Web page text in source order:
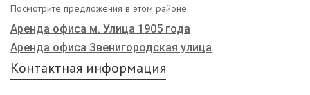
Посмотрите предложения в этом районе.
Аренда офиса м. Улица 1905 года
Аренда офиса Звенигородская улица
Контактная информация